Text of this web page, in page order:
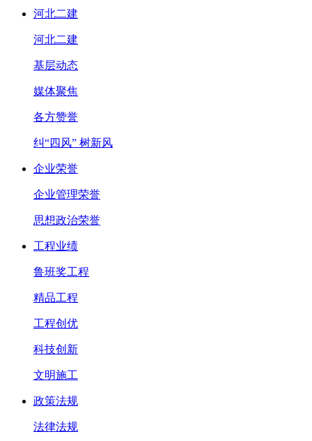
河北二建
河北二建
基层动态
媒体聚焦
各方赞誉
纠“四风” 树新风
企业荣誉
企业管理荣誉
思想政治荣誉
工程业绩
鲁班奖工程
精品工程
工程创优
科技创新
文明施工
政策法规
法律法规